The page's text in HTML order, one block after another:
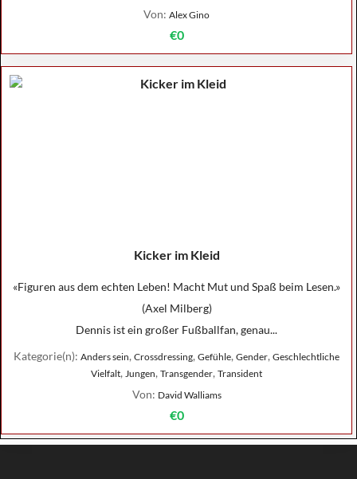
Von: Alex Gino
€0
Kicker im Kleid
«Figuren aus dem echten Leben! Macht Mut und Spaß beim Lesen.»
(Axel Milberg)
Dennis ist ein großer Fußballfan, genau...
Kategorie(n): Anders sein, Crossdressing, Gefühle, Gender, Geschlechtliche
Vielfalt, Jungen, Transgender, Transident
Von: David Walliams
€0